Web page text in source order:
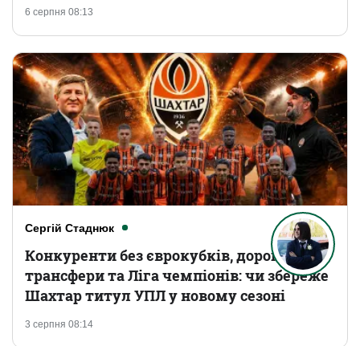
6 серпня 08:13
Сергій Стаднюк
3 серпня 08:14
Конкуренти без єврокубків, дорогі
трансфери та Ліга чемпіонів: чи збереже
Шахтар титул УПЛ у новому сезоні